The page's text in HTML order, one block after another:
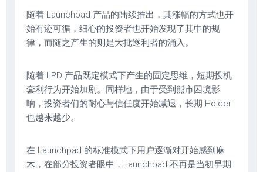
随着 Launchpad 产品的陆续推出，其涨幅的方式也开
始有迹可循，细心的投资者也开始发现了其中的规
律，而随之产生的则是大批逐利者的涌入。
随着 LPD 产品既定模式下产生的固定思维，短期投机
套利行为开始加剧。同样地，由于受到熊市困境影
响，投资者们的耐心与信任度开始减退，长期 Holder
也越来越少。
在 Launchpad 的标准模式下用户逐渐对开始感到麻
木，在部分投资者眼中，Launchpad 不再是当初早期